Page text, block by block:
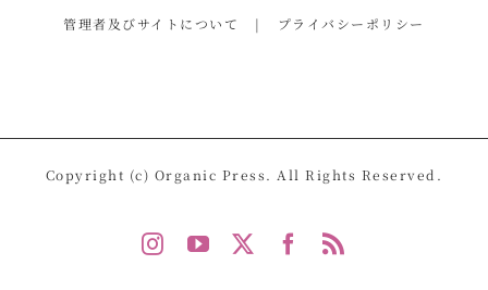
す
管理者及びサイトについて
プライバシーポリシー
Copyright (c) Organic Press. All Rights Reserved.
InstagramYouTube Facebook